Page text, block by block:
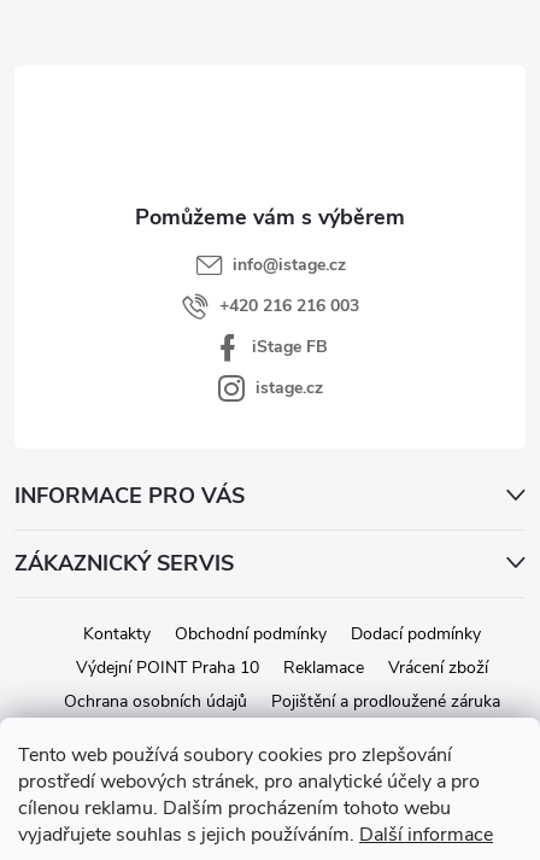
Tento web používá soubory cookies pro zlepšování
prostředí webových stránek, pro analytické účely a pro
cílenou reklamu. Dalším procházením tohoto webu
vyjadřujete souhlas s jejich používáním. Další informace
info@istage.cz
+420 216 216 003
iStage FB
istage.cz
INFORMACE PRO VÁS
ZÁKAZNICKÝ SERVIS
Kontakty Obchodní podmínky
Dodací podmínky
Výdejní POINT Praha 10
Reklamace
Vrácení zboží
Ochrana osobních údajů
Pojištění a prodloužené záruka
Copyright 2026iStage.cz. Všechna práva vyhrazena.Upravit nastavení
cookies